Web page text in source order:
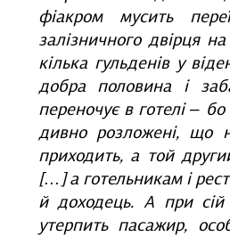
фіакром мусить
залізничного двірця
кілька гульденів у
добра половина і
переночує в готелі ‒
дивно розложені, що
приходить, а той
[…] а готельникам і
й доходець. А при сій
утерпить пасажир,